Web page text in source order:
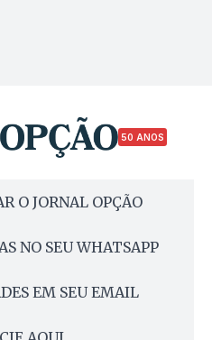
50 ANOS
O JORNAL OPÇÃO
NO SEU WHATSAPP
EM SEU EMAIL